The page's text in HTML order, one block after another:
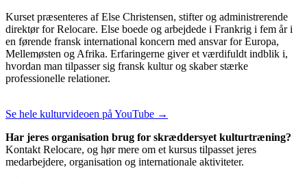
Kurset præsenteres af Else Christensen, stifter og administrerende
direktør for Relocare. Else boede og arbejdede i Frankrig i fem år i
en førende fransk international koncern med ansvar for Europa,
Mellemøsten og Afrika. Erfaringerne giver et værdifuldt indblik i,
hvordan man tilpasser sig fransk kultur og skaber stærke
professionelle relationer.
Se hele kulturvideoen på YouTube →
Har jeres organisation brug for skræddersyet kulturtræning?
Kontakt Relocare, og hør mere om et kursus tilpasset jeres
medarbejdere, organisation og internationale aktiviteter.